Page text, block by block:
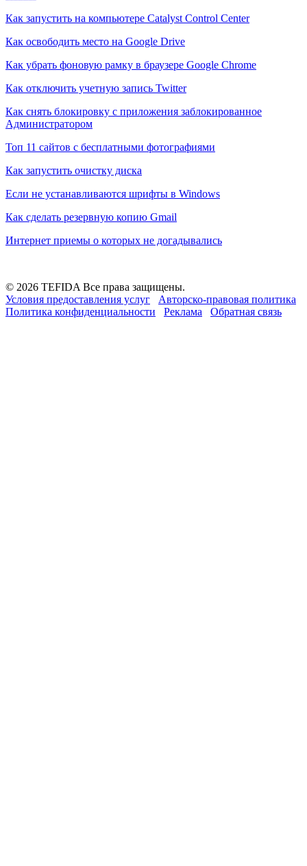
Как запустить на компьютере Catalyst Control Center
Как освободить место на Google Drive
Как убрать фоновую рамку в браузере Google Chrome
Как отключить учетную запись Twitter
Как снять блокировку с приложения заблокированное
Администратором
Топ 11 сайтов с бесплатными фотографиями
Как запустить очистку диска
Если не устанавливаются шрифты в Windows
Как сделать резервную копию Gmail
Интернет приемы о которых не догадывались
© 2026 TEFIDA Все права защищены.
Условия предоставления услуг
Авторско-правовая политика
Политика конфиденциальности
Реклама Обратная связь